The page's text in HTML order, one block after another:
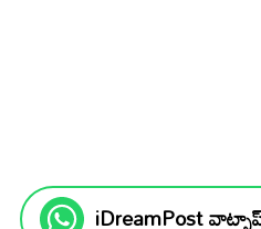
iDreamPost